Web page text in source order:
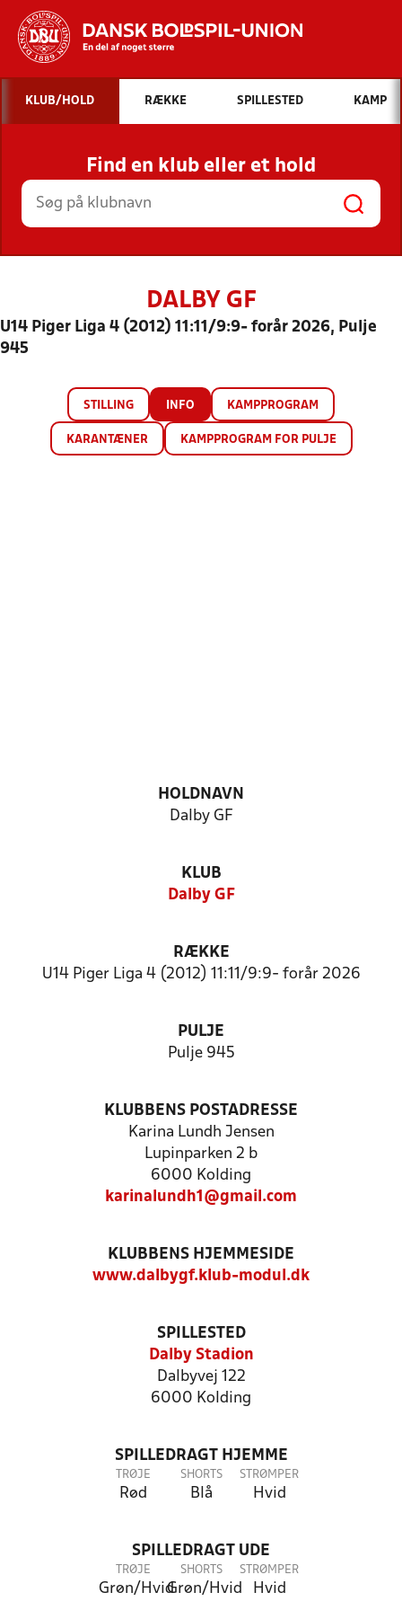
Hvad vil du søge efter?
INDHOLD OG NYHEDER
STILLINGER, RESULTATER, KLUBBER OG
HOLD
KLUB/HOLD RÆKKE SPILLESTED KAMP
Find en klub eller et hold
DALBY GF
U14 Piger Liga 4 (2012) 11:11/9:9- forår 2026, Pulje
945
STILLING INFO KAMPPROGRAM
KARANTÆNER KAMPPROGRAM FOR PULJE
HOLDNAVN
Dalby GF
KLUB
Dalby GF
RÆKKE
U14 Piger Liga 4 (2012) 11:11/9:9- forår 2026
PULJE
Pulje 945
KLUBBENS POSTADRESSE
Karina Lundh Jensen
Lupinparken 2 b
6000 Kolding
karinalundh1@gmail.com
KLUBBENS HJEMMESIDE
www.dalbygf.klub-modul.dk
SPILLESTED
Dalby Stadion
Dalbyvej 122
6000 Kolding
SPILLEDRAGT HJEMME
TRØJE
Rød
SHORTS
Blå
STRØMPER
Hvid
SPILLEDRAGT UDE
TRØJE
Grøn/Hvid
SHORTS
Grøn/Hvid
STRØMPER
Hvid